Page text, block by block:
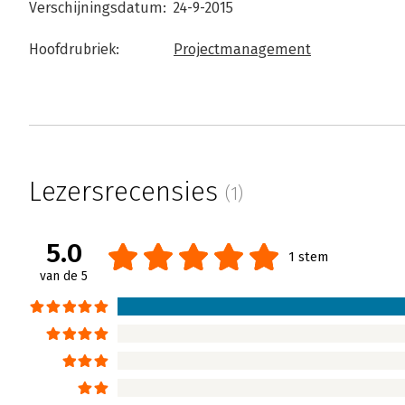
Verschijningsdatum: 24-9-2015
Hoofdrubriek: Projectmanagement
Lezersrecensies (1)
5.0
van de 5
1 stem